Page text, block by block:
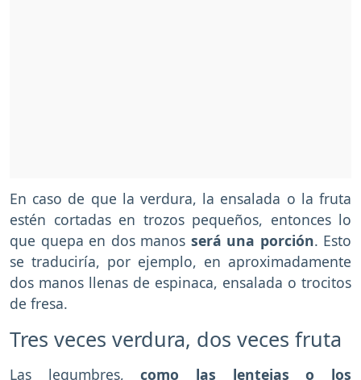
En caso de que la verdura, la ensalada o la fruta
estén cortadas en trozos pequeños, entonces lo
que quepa en dos manos será una porción. Esto
se traduciría, por ejemplo, en aproximadamente
dos manos llenas de espinaca, ensalada o trocitos
de fresa.
Tres veces verdura, dos veces fruta
Las legumbres, como las lentejas o los